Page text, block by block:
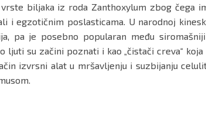
biljaka iz roda Zanthoxylum zbog čega
i egzotičnim poslasticama. U narodnoj
pa je posebno popularan među
su začini poznati i kao „čistači creva“ koja
izvrsni alat u mršavljenju i suzbijanju